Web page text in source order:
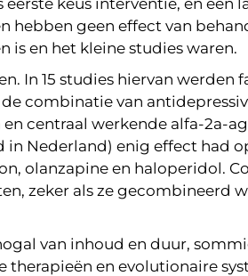
keus interventie, en een
hebben geen effect van
is en het kleine studies waren.
In 15 studies hiervan
combinatie van
centraal werkende alfa-2a-
Nederland) enig effect had
olanzapine en haloperidol.
zeker als ze gecombineerd
van inhoud en duur,
en evolutionaire